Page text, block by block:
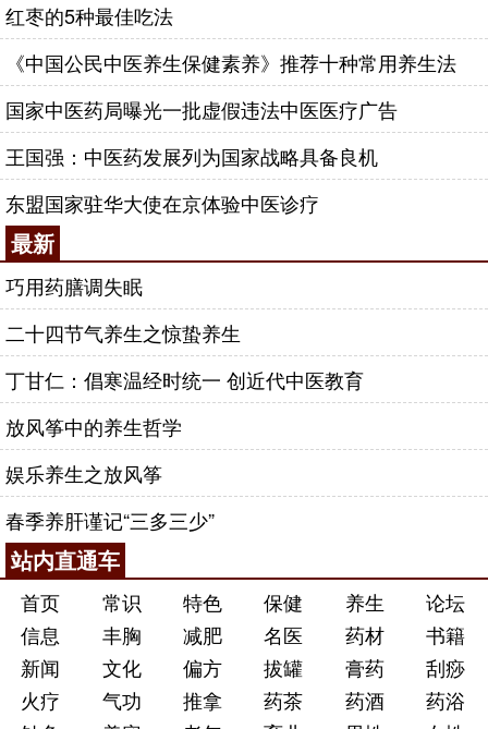
红枣的5种最佳吃法
《中国公民中医养生保健素养》推荐十种常用养生法
国家中医药局曝光一批虚假违法中医医疗广告
王国强：中医药发展列为国家战略具备良机
东盟国家驻华大使在京体验中医诊疗
最新
巧用药膳调失眠
二十四节气养生之惊蛰养生
丁甘仁：倡寒温经时统一 创近代中医教育
放风筝中的养生哲学
娱乐养生之放风筝
春季养肝谨记“三多三少”
站内直通车
首页 常识 特色 保健 养生
论坛
信息
丰胸 减肥 名医 药材
书籍
新闻
文化 偏方 拔罐 膏药
刮痧
火疗
气功 推拿 药茶 药酒
药浴